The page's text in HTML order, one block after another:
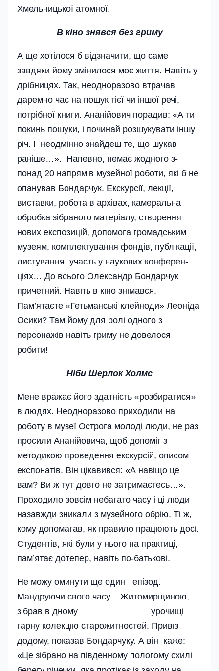
Хмельницької атомної.
В кіно знявся без гриму
А ще хотілося б відзначити, що саме
завдяки йому змінилося моє життя. Навіть у
дрібницях. Так, неодноразово втрачав
даремно час на пошук тієї чи іншої речі,
потрібної книги. Ананійович порадив: «А ти
покинь пошуки, і починай розшукувати іншу
річ. І неодмінно знайдеш те, що шукав
раніше…». Напевно, немає жодного з-
понад 20 напрямів музейної роботи, які б не
опанував Бондарчук. Екскурсії, лекції,
виставки, робота в архівах, камеральна
обробка зібраного матеріалу, створення
нових експозицій, допомога громадським
музеям, комплектування фондів, публікації,
листування, участь у наукових конферен­-
ціях… До всього Олександр Бондарчук
причетний. Навіть в кіно знімався.
Пам’ятаєте «Гетьманські клейноди» Леоніда
Осики? Там йому для ролі одного з
персонажів навіть гриму не довелося
робити!
Ніби Шерлок Холмс
Мене вражає його здатність «розбиратися»
в людях. Неодноразово приходили на
роботу в музеї Острога молоді люди, не раз
просили Ананійовича, щоб допоміг з
методикою проведення екскурсій, описом
експонатів. Він цікавився: «А навіщо це
вам? Ви ж тут довго не затримаєтесь…».
Проходило зовсім небагато часу і ці люди
назавжди зникали з музейного обрію. Ті ж,
кому допомагав, як правило працюють досі.
Студентів, які були у нього на практиці,
пам’ятає дотепер, навіть по-батькові.
Не можу оминути ще один епізод.
Мандруючи свого часу Житомирщиною,
зібрав в дному урочищі
гарну колекцію старожитностей. Привіз
додому, показав Бондарчуку. А він каже:
«Це зібрано на південному пологому схилі